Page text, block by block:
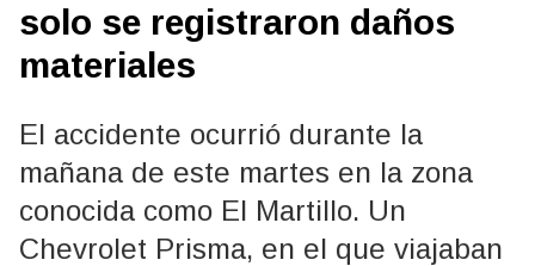
solo se registraron daños
materiales
El accidente ocurrió durante la
mañana de este martes en la zona
conocida como El Martillo. Un
Chevrolet Prisma, en el que viajaban